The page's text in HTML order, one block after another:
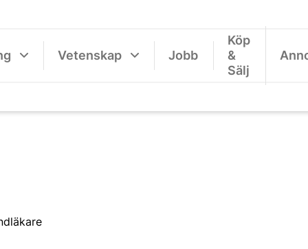
Vetenskap Jobb
Köp
&
Sälj